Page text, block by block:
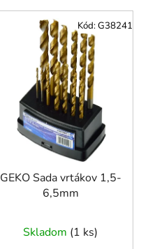
GEKO Sada vrtákov 1,5-
6,5mm
Skladom (1 ks)
Kód:G38241